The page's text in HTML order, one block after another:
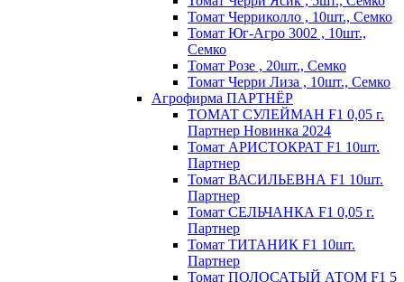
Томат Черриколло , 10шт., Семко
Томат Юг-Агро 3002 , 10шт.,
Семко
Томат Розе , 20шт., Семко
Томат Черри Лиза , 10шт., Семко
Агрофирма ПАРТНЁР
ТОМАТ СУЛЕЙМАН F1 0,05 г.
Партнер Новинка 2024
Томат АРИСТОКРАТ F1 10шт.
Партнер
Томат ВАСИЛЬЕВНА F1 10шт.
Партнер
Томат СЕЛЬЧАНКА F1 0,05 г.
Партнер
Томат ТИТАНИК F1 10шт.
Партнер
Томат ПОЛОСАТЫЙ АТОМ F1 5